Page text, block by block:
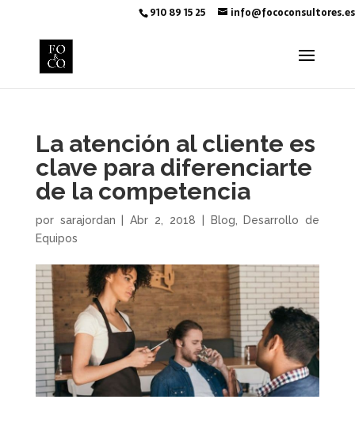
910 89 15 25 info@fococonsultores.es
La atención al cliente es
clave para diferenciarte
de la competencia
por sarajordan |Abr 2, 2018 Blog
Desarrollo de
Equipos